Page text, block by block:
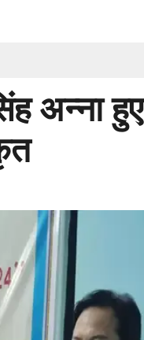
अन्ना हुए